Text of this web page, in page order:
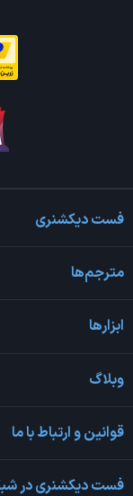
فست دیکشنری
مترجم‌ها
ابزارها
وبلاگ
قوانین و ارتباط با ما
فست دیکشنری در